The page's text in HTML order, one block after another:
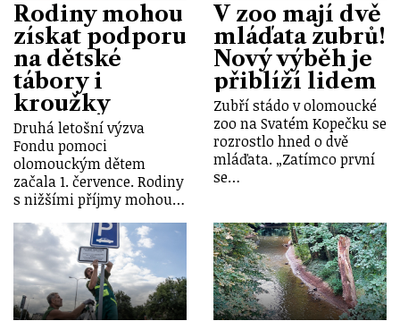
Rodiny mohou
získat podporu
na dětské
tábory i
kroužky
Druhá letošní výzva
Fondu pomoci
olomouckým dětem
začala 1. července. Rodiny
s nižšími příjmy mohou…
V zoo mají dvě
mláďata zubrů!
Nový výběh je
přiblíží lidem
Zubří stádo v olomoucké
zoo na Svatém Kopečku se
rozrostlo hned o dvě
mláďata. „Zatímco první
se…